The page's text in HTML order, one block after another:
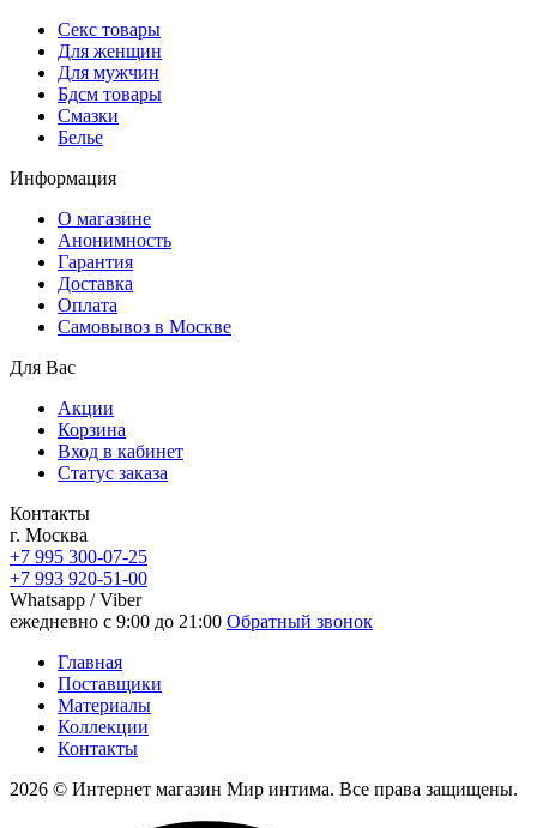
Секс товары
Для женщин
Для мужчин
Бдсм товары
Смазки
Белье
Информация
О магазине
Анонимность
Гарантия
Доставка
Oплата
Самовывоз в Москве
Для Вас
Акции
Корзина
Вход в кабинет
Статус заказа
Контакты
г. Москва
+7 995 300-07-25
+7 993 920-51-00
Whatsapp / Viber
ежедневно с 9:00 до 21:00 Обратный звонок
Главная
Поставщики
Материалы
Коллекции
Контакты
2026 © Интернет магазин Мир интима. Все права защищены.